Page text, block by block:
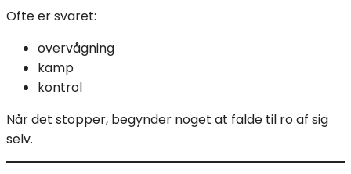
Ofte er svaret:
overvågning
kamp
kontrol
Når det stopper, begynder noget at falde til ro af sig
selv.